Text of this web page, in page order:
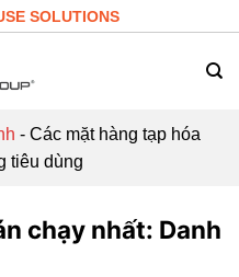
SOLUTIONS
- Các mặt hàng tạp hóa
tiêu dùng
chạy nhất: Danh